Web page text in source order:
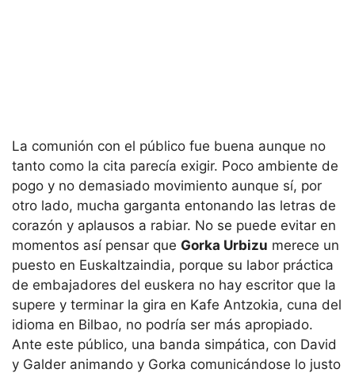
La comunión con el público fue buena aunque no
tanto como la cita parecía exigir. Poco ambiente de
pogo y no demasiado movimiento aunque sí, por
otro lado, mucha garganta entonando las letras de
corazón y aplausos a rabiar. No se puede evitar en
momentos así pensar que Gorka Urbizu merece un
puesto en Euskaltzaindia, porque su labor práctica
de embajadores del euskera no hay escritor que la
supere y terminar la gira en Kafe Antzokia, cuna del
idioma en Bilbao, no podría ser más apropiado.
Ante este público, una banda simpática, con David
y Galder animando y Gorka comunicándose lo justo